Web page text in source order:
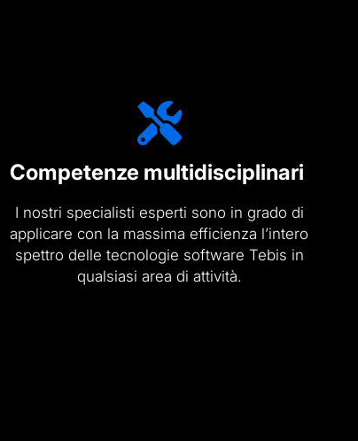
Competenze multidisciplinari
I nostri specialisti esperti sono in grado di
applicare con la massima efficienza l’intero
spettro delle tecnologie software Tebis in
qualsiasi area di attività.